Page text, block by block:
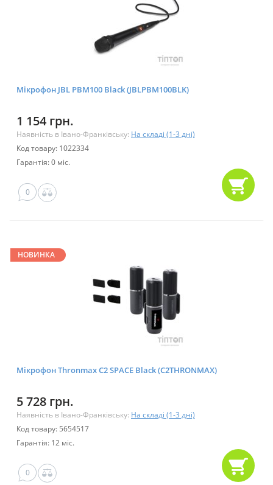
Мікрофон JBL PBM100 Black (JBLPBM100BLK)
1 154 грн.
Наявність в Івано-Франківську: На складі (1-3 дні)
Код товару: 1022334
Гарантія: 0 міс.
0
НОВИНКА
Мікрофон Thronmax C2 SPACE Black (C2THRONMAX)
5 728 грн.
Наявність в Івано-Франківську: На складі (1-3 дні)
Код товару: 5654517
Гарантія: 12 міс.
0